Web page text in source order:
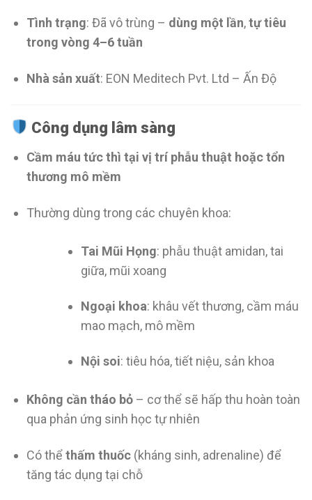
Tình trạng: Đã vô trùng – dùng một lần,tự tiêu
trong vòng 4–6 tuần
Nhà sản xuất: EON Meditech Pvt. Ltd – Ấn Độ
Công dụng lâm sàng
Cầm máu tức thì tại vị trí phẫu thuật hoặc tổn
thương mô mềm
Thường dùng trong các chuyên khoa:
Tai Mũi Họng: phẫu thuật amidan, tai
giữa, mũi xoang
Ngoại khoa: khâu vết thương, cầm máu
mao mạch, mô mềm
Nội soi: tiêu hóa, tiết niệu, sản khoa
Không cần tháo bỏ – cơ thể sẽ hấp thu hoàn toàn
qua phản ứng sinh học tự nhiên
Có thểthấm thuốc (kháng sinh, adrenaline) để
tăng tác dụng tại chỗ